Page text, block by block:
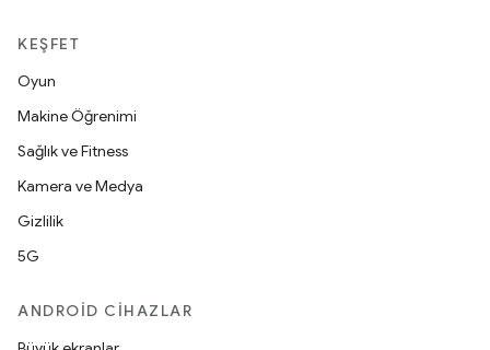
KEŞFET
Oyun
Makine Öğrenimi
Sağlık ve Fitness
Kamera ve Medya
Gizlilik
5G
ANDROID CIHAZLAR